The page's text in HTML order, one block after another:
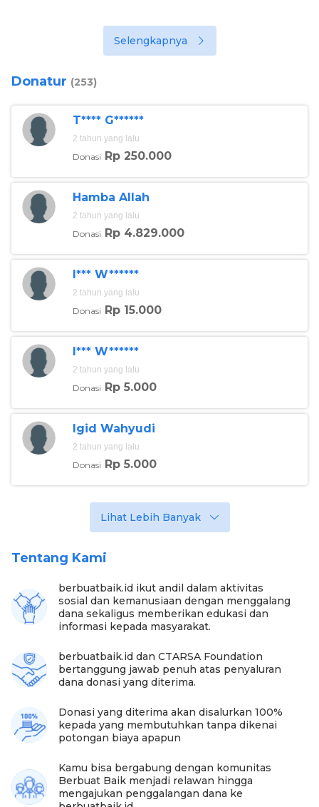
Kondisi Dilan ini pun membuat siapapun yang telah
50.250.000 turut berbahagia.
"Dia sekarang TK mau SD tahun depan," jelas kakek
Dilan, Mbah Subandi.
Sementara istrinya, Mbah Katminah, mengatakan
operasi demi operasi dijalani anak tanpa orangtua ini
dengan semangat. Sehingga kesembuhan
untuknya pun semakin mudah diraih.
"Habis operasi sudah bisa jalan-jalan. Infusnya itu
bisa lihat," jelas Mbah Katminah.
Foto:berbuatbaik
Pasangan lansia ini pun mengucapkan banyak
terima kasih karena telah mempermudah operasi
untuk sang cucu. Donasi tersebut sepenuhnya
untuk kebutuhan operasional Dilan menjalani
"Saya mengucapkan terima kasih udah nolong
keluarga aku udah kasih biaya semoga Sampean
Selengkapnya
Donatur (253)
T**** G******
2 tahun yang lalu
Donasi Rp 250.000
Hamba Allah
2 tahun yang lalu
Donasi Rp 4.829.000
I*** W******
2 tahun yang lalu
Donasi Rp 15.000
I*** W******
2 tahun yang lalu
Donasi Rp 5.000
Igid Wahyudi
2 tahun yang lalu
Donasi Rp 5.000
Lihat Lebih Banyak
Tentang Kami
berbuatbaik.id ikut andil dalam aktivitas
sosial dan kemanusiaan dengan menggalang
dana sekaligus memberikan edukasi dan
informasi kepada masyarakat.
berbuatbaik.id dan CTARSA Foundation
bertanggung jawab penuh atas penyaluran
dana donasi yang diterima.
Donasi yang diterima akan disalurkan 100%
kepada yang membutuhkan tanpa dikenai
potongan biaya apapun
Kamu bisa bergabung dengan komunitas
Berbuat Baik menjadi relawan hingga
mengajukan penggalangan dana ke